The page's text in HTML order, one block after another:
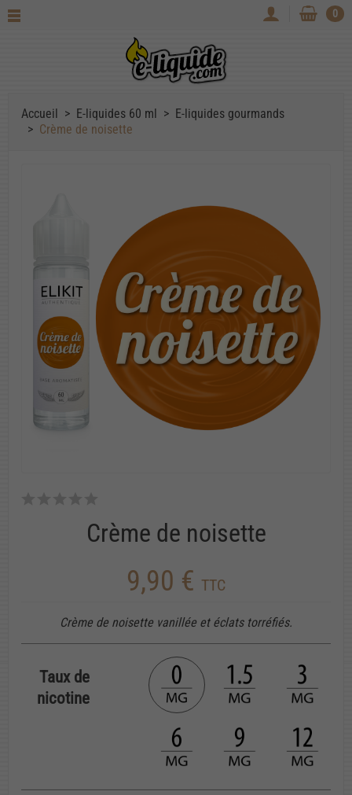
0
Accueil E-liquides 60 ml
E-liquides gourmands
Crème de noisette
Crème de noisette
9,90 € TTC
Crème de noisette vanillée et éclats torréfiés.
Taux de
nicotine